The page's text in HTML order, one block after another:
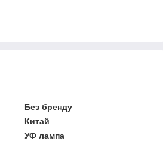
Без бренду
Китай
УФ лампа